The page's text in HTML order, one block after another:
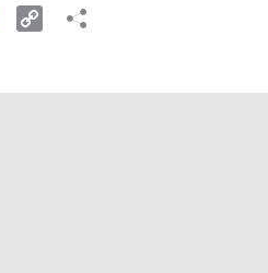
WhatsApp
Copy